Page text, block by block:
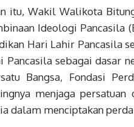
itu, Wakil Walikota
Ideologi Pancasila
Hari Lahir Pancasila
sebagai dasar
Bangsa, Fondasi
menjaga
dalam menciptakan